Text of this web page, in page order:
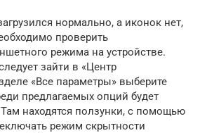
нормально, а иконок нет,
проверить
режима на устройстве.
зайти в «Центр
«Все параметры» выберите
предлагаемых опций будет
находятся ползунки, с помощью
режим скрытности